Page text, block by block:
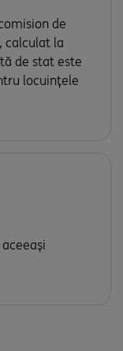
de
calculat la
de stat este
locuințele